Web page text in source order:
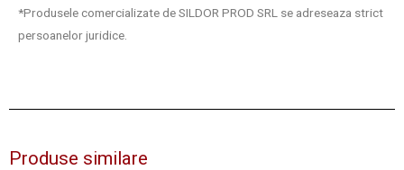
*Produsele comercializate de SILDOR PROD SRL se adreseaza strict
persoanelor juridice.
Produse similare